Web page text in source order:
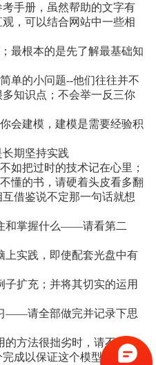
手册，虽然帮助的文字有
，可以结合网站中一些相
最根本的是先了解最基础知
单的小问题--他们往往并不
知识点；不会举一反三你
会建模，建模是需要经验积
长期坚持实践
如把过时的技术记在心里；
懂的书，请硬着头皮看多翻
借鉴说不定那一句话就想
和掌握什么——请看第二
上实践，即使配套光盘中有
子扩充；并将其切实的运用
——请全部做完并记录下思
的方法很拙劣时，请不要马
完成以保证这个模型的完